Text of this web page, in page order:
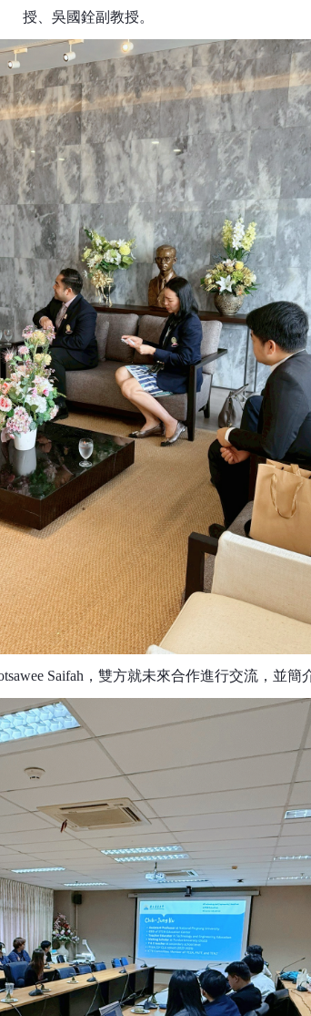
授、吳國銓副教授。
Saifah ，雙方就未來合作進行交流，並簡